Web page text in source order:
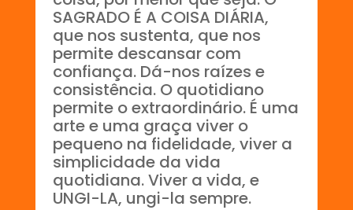
SAGRADO É A COISA DIÁRIA,
que nos sustenta, que nos
permite descansar com
confiança. Dá-nos raízes e
consistência. O quotidiano
permite o extraordinário. É uma
arte e uma graça viver o
pequeno na fidelidade, viver a
simplicidade da vida
quotidiana. Viver a vida, e
UNGI-LA, ungi-la sempre.